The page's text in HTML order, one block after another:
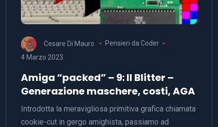
Cesare Di Mauro
Pensieri da Coder
4 Marzo 2023
Amiga “packed” – 9: Il Blitter –
Generazione maschere, costi, AGA
Introdotta la meravigliosa primitiva grafica chiamata
cookie-cut in gergo amighista, passiamo ad